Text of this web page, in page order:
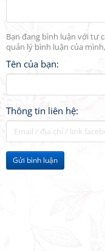
Bạn đang bình luận với tư
quản lý bình luận của
Tên của bạn:
Thông tin liên hệ:
Gửi bình luận